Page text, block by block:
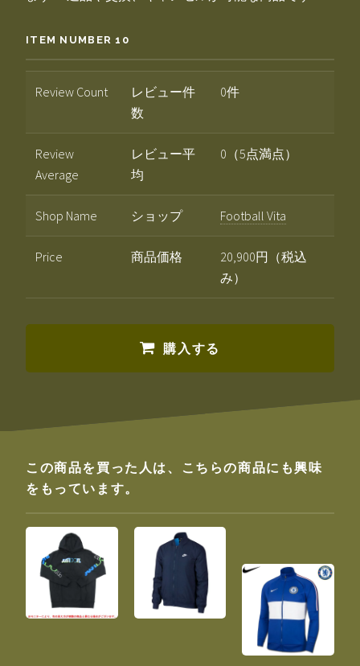
ITEM NUMBER 10
Review Count
レビュー件
数
0件
Review
Average
レビュー平
均
0（5点満点）
Shop Name ショップ Football Vita
Price 商品価格
20,900円（税込
み）
購入する
この商品を買った人は、こちらの商品にも興味
をもっています。